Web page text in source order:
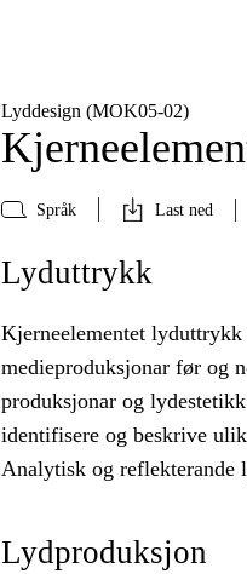
Lyddesign (MOK05‑02)
Språk Last ned
Lyduttrykk
Kjerneelementet
medieproduksjonar før og
produksjonar og
identifisere og beskrive
Analytisk og reflekterande
Lydproduksjon